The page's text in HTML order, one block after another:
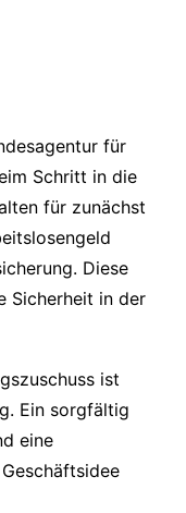
für
Schritt in die
für zunächst
Diese
Sicherheit in der
ist
Ein sorgfältig
eine